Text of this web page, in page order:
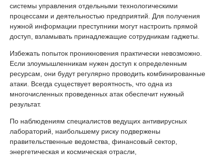
системы управления отдельными технологическими
процессами и деятельностью предприятий. Для получения
нужной информации преступники могут настроить прямой
доступ, взламывать принадлежащие сотрудникам гаджеты.
Избежать попыток проникновения практически невозможно.
Если злоумышленникам нужен доступ к определенным
ресурсам, они будут регулярно проводить комбинированные
атаки. Всегда существует вероятность, что одна из
многочисленных проведенных атак обеспечит нужный
результат.
По наблюдениям специалистов ведущих антивирусных
лабораторий, наибольшему риску подвержены
правительственные ведомства, финансовый сектор,
энергетическая и космическая отрасли,